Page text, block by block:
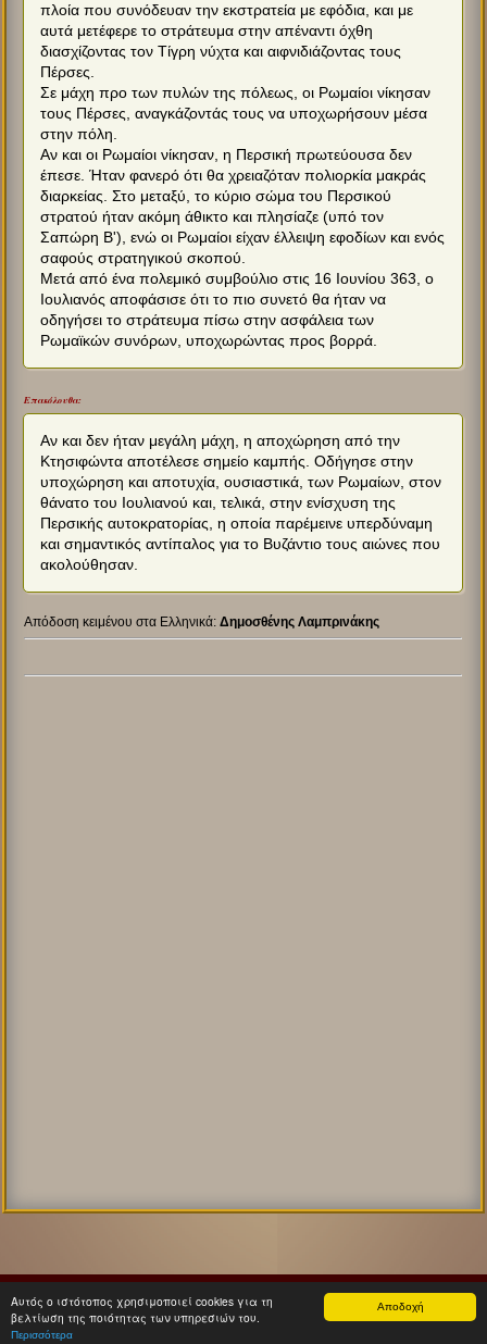
Αποδοχή
Αυτός ο ιστότοπος χρησιμοποιεί cookies για τη
βελτίωση της ποιότητας των υπηρεσιών του.
Περισσότερα
πλοία που συνόδευαν την εκστρατεία με εφόδια, και με
αυτά μετέφερε το στράτευμα στην απέναντι όχθη
διασχίζοντας τον Τίγρη νύχτα και αιφνιδιάζοντας τους
Πέρσες.
Σε μάχη προ των πυλών της πόλεως, οι Ρωμαίοι νίκησαν
τους Πέρσες, αναγκάζοντάς τους να υποχωρήσουν μέσα
στην πόλη.
Αν και οι Ρωμαίοι νίκησαν, η Περσική πρωτεύουσα δεν
έπεσε. Ήταν φανερό ότι θα χρειαζόταν πολιορκία μακράς
διαρκείας. Στο μεταξύ, το κύριο σώμα του Περσικού
στρατού ήταν ακόμη άθικτο και πλησίαζε (υπό τον
Σαπώρη Β'), ενώ οι Ρωμαίοι είχαν έλλειψη εφοδίων και ενός
σαφούς στρατηγικού σκοπού.
Μετά από ένα πολεμικό συμβούλιο στις 16 Ιουνίου 363, ο
Ιουλιανός αποφάσισε ότι το πιο συνετό θα ήταν να
οδηγήσει το στράτευμα πίσω στην ασφάλεια των
Ρωμαϊκών συνόρων, υποχωρώντας προς βορρά.
Επακόλουθα:
Αν και δεν ήταν μεγάλη μάχη, η αποχώρηση από την
Κτησιφώντα αποτέλεσε σημείο καμπής. Οδήγησε στην
υποχώρηση και αποτυχία, ουσιαστικά, των Ρωμαίων, στον
θάνατο του Ιουλιανού και, τελικά, στην ενίσχυση της
Περσικής αυτοκρατορίας, η οποία παρέμεινε υπερδύναμη
και σημαντικός αντίπαλος για το Βυζάντιο τους αιώνες που
ακολούθησαν.
Απόδοση κειμένου στα Ελληνικά:Δημοσθένης Λαμπρινάκης
Μανώλης Παπαθανασίου, 2011-2026